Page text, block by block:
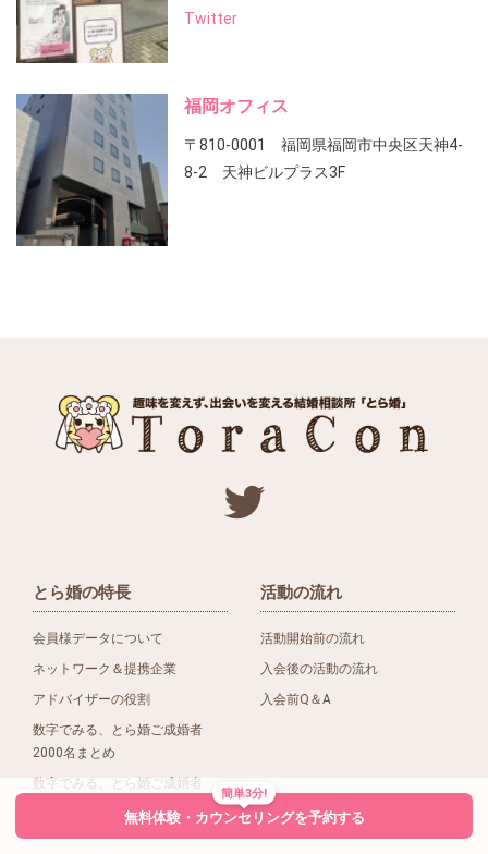
Twitter
福岡オフィス
〒810-0001 福岡県福岡市中央区天神4-
8-2 天神ビルプラス3F
とら婚の特長
会員様データについて
ネットワーク＆提携企業
アドバイザーの役割
数字でみる、とら婚ご成婚者
2000名まとめ
数字でみる、とら婚ご成婚者
活動の流れ
活動開始前の流れ
入会後の活動の流れ
入会前Q＆A
簡単3分!
無料体験・カウンセリングを予約する